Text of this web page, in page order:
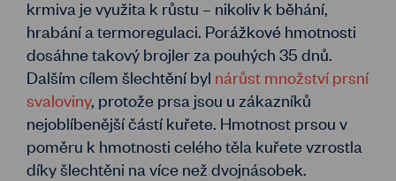
krmiva je využita k růstu – nikoliv k běhání,
hrabání a termoregulaci. Porážkové hmotnosti
dosáhne takový brojler za pouhých 35 dnů.
Dalším cílem šlechtění byl nárůst množství prsní
svaloviny, protože prsa jsou u zákazníků
nejoblíbenější částí kuřete. Hmotnost prsou v
poměru k hmotnosti celého těla kuřete vzrostla
díky šlechtěni na více než dvojnásobek.